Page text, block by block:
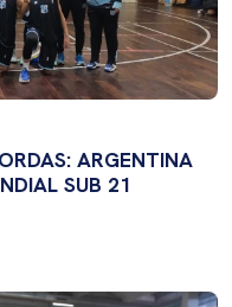
ARGENTINA
SUB 21